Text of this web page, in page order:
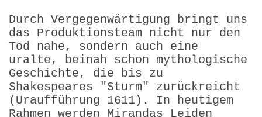
Durch Vergegenwärtigung bringt uns
das Produktionsteam nicht nur den
Tod nahe, sondern auch eine
uralte, beinah schon mythologische
Geschichte, die bis zu
Shakespeares "Sturm" zurückreicht
(Uraufführung 1611). In heutigem
Rahmen werden Mirandas Leiden